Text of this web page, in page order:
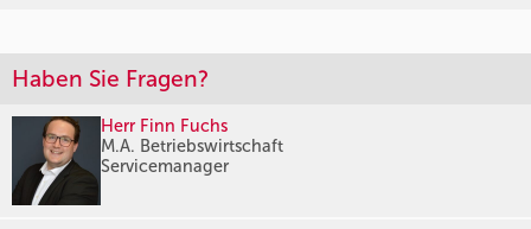
Haben Sie Fragen?
Herr Finn Fuchs
M.A. Betriebswirtschaft
Servicemanager